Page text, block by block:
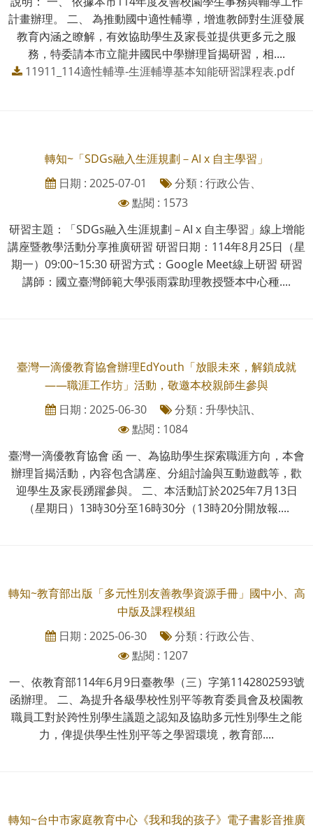
計畫辦理。 二、 為推動國中適性輔導，增進教師對生涯發展
教育內涵之瞭解，有效協助學生及家長並提供更多元之服
務，特委請本市立龍井國民中學辦理旨揭研習，相....
11911_114適性輔導-生涯輔導基本知能研習課程表.pdf
轉知~「SDGs融入生涯規劃－AI x 自主學習」
日期 : 2025-07-01
分類 : 行政公告、
點閱 : 1573
研習主題：「SDGs融入生涯規劃－AI x 自主學習」線上增能
講座暨教學活動分享推廣研習 研習日期：114年8月25日（星
期一）09:00~15:30 研習方式：Google Meet線上研習 研習
講師：國立臺灣師範大學張雨霖助理教授暨本中心種....
臺灣一滴優教育協會辦理EdYouth「放眼未來，解鎖成就
——職涯工作坊」活動，敬邀本校親師生參與
日期 : 2025-06-30
分類 : 升學快訊、
點閱 : 1084
臺灣一滴優教育協會 函 一、為協助學生探索職涯方向，本會
辦理旨揭活動，內容包含講座、分組討論與互動遊戲等，歡
迎學生及家長踴躍參與。 二、本活動訂於2025年7月13日
（星期日）13時30分至16時30分（13時20分開放報....
轉知~教育部出版「多元性別友善教學資源手冊」國中小、高
中版及課程模組
日期 : 2025-06-30
分類 : 行政公告、
點閱 : 1207
一、依教育部114年6月9日臺教學（三）字第1142802593號
函辦理。 二、為提升各級學校性別平等教育委員會及校園教
職員工對於跨性別學生議題之認知及協助多元性別學生之能
力，俾提供學生性別平等之學習環境，教育部....
轉知~台中市家庭教育中心《我和我的孩子》電子書影音推廣